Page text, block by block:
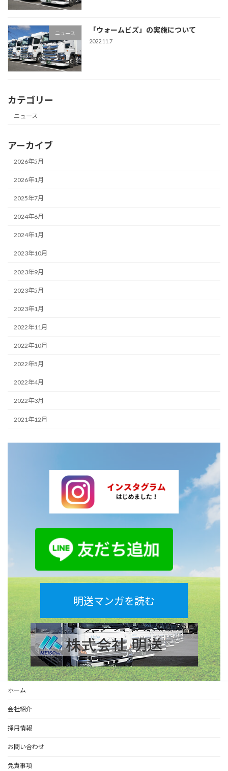
ニュース 「ウォームビズ」の実施について
2022.11.7
カテゴリー
ニュース
アーカイブ
2026年5月
2026年1月
2025年7月
2024年6月
2024年1月
2023年10月
2023年9月
2023年5月
2023年1月
2022年11月
2022年10月
2022年5月
2022年4月
2022年3月
2021年12月
明送マンガを読む
ホーム
会社紹介
採用情報
お問い合わせ
免責事項